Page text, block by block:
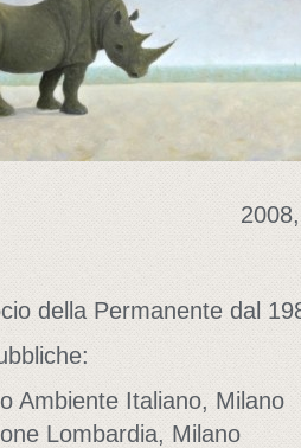
della Permanente dal
Ambiente Italiano, Milano
Lombardia, Milano